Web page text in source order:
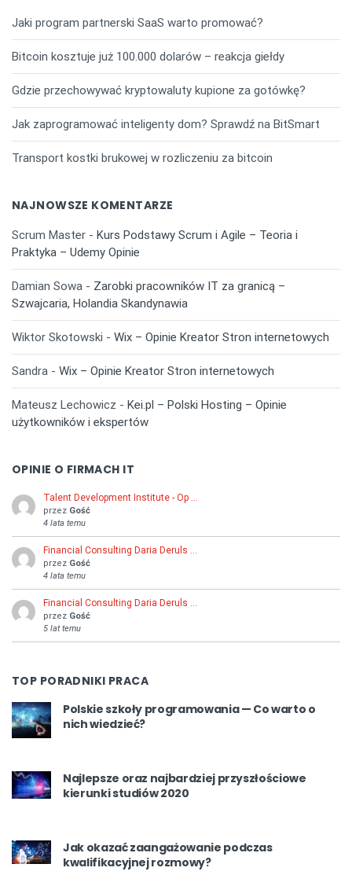
Jaki program partnerski SaaS warto promować?
Bitcoin kosztuje już 100.000 dolarów – reakcja giełdy
Gdzie przechowywać kryptowaluty kupione za gotówkę?
Jak zaprogramować inteligenty dom? Sprawdź na BitSmart
Transport kostki brukowej w rozliczeniu za bitcoin
NAJNOWSZE KOMENTARZE
Scrum Master - Kurs Podstawy Scrum i Agile – Teoria i
Praktyka – Udemy Opinie
Damian Sowa - Zarobki pracowników IT za granicą –
Szwajcaria, Holandia Skandynawia
Wiktor Skotowski - Wix – Opinie Kreator Stron internetowych
Sandra - Wix – Opinie Kreator Stron internetowych
Mateusz Lechowicz - Kei.pl – Polski Hosting – Opinie
użytkowników i ekspertów
OPINIE O FIRMACH IT
Talent Development Institute - Op …
przez Gość
4 lata temu
Financial Consulting Daria Deruls …
przez Gość
4 lata temu
Financial Consulting Daria Deruls …
przez Gość
5 lat temu
TOP PORADNIKI PRACA
Polskie szkoły programowania — Co warto o
nich wiedzieć?
Najlepsze oraz najbardziej przyszłościowe
kierunki studiów 2020
Jak okazać zaangażowanie podczas
kwalifikacyjnej rozmowy?